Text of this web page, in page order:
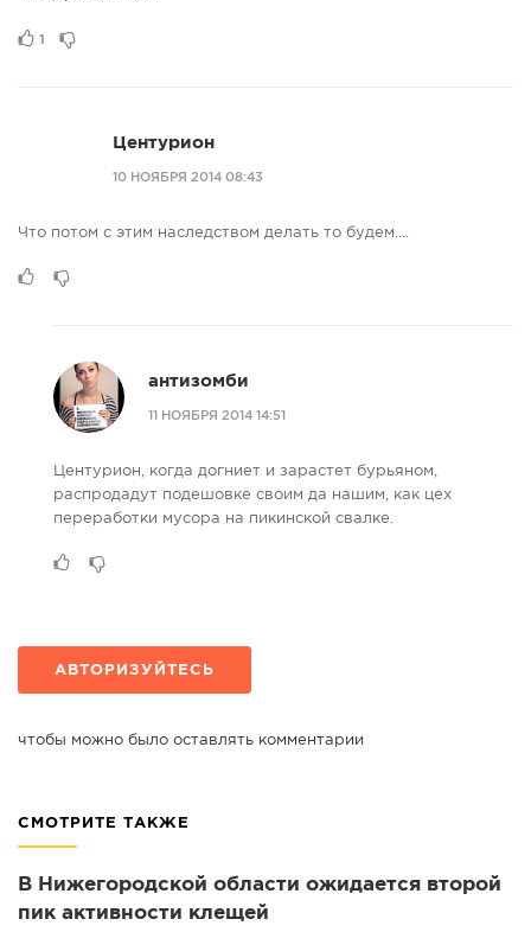
1
Центурион
10 НОЯБРЯ 2014 08:43
Что потом с этим наследством делать то будем....
антизомби
11 НОЯБРЯ 2014 14:51
Центурион, когда догниет и зарастет бурьяном,
распродадут подешовке своим да нашим, как цех
переработки мусора на пикинской свалке.
АВТОРИЗУЙТЕСЬ
чтобы можно было оставлять комментарии
СМОТРИТЕ ТАКЖЕ
В Нижегородской области ожидается второй
пик активности клещей